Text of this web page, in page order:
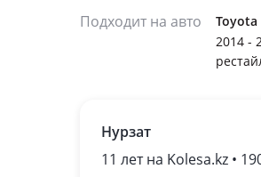
Подходит на авто
Toyota
2014 -
Нурзат
11 лет на Kolesa.kz •